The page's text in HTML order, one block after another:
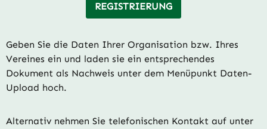
REGISTRIERUNG
Geben Sie die Daten Ihrer Organisation bzw. Ihres
Vereines ein und laden sie ein entsprechendes
Dokument als Nachweis unter dem Menüpunkt Daten-
Upload hoch.
Alternativ nehmen Sie telefonischen Kontakt auf unter